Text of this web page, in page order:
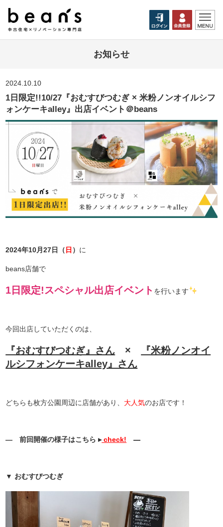
お知らせ
2024.10.10
1日限定!!10/27『おむすびつむぎ × 米粉ノンオイルシフ
ォンケーキalley』出店イベント＠beans
2024年10月27日（ 日 ） に
beans店舗で
1日限定!スペシャル出店イベント を行います
今回出店していただくのは、
『おむすびつむぎ』さん ×
『米粉ノンオイ
ルシフォンケーキalley』さん
どちらも枚方公園周辺に店舗があり、 大人気のお店です！
— 前回開催の様子はこちら ▸check! —
▼ おむすびつむぎ